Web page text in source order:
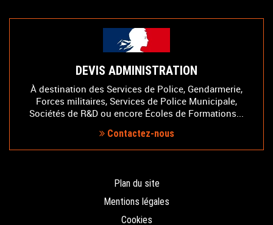
DEVIS ADMINISTRATION
À destination des Services de Police, Gendarmerie,
Forces militaires, Services de Police Municipale,
Sociétés de R&D ou encore Écoles de Formations...
Contactez-nous
Plan du site
Mentions légales
Cookies